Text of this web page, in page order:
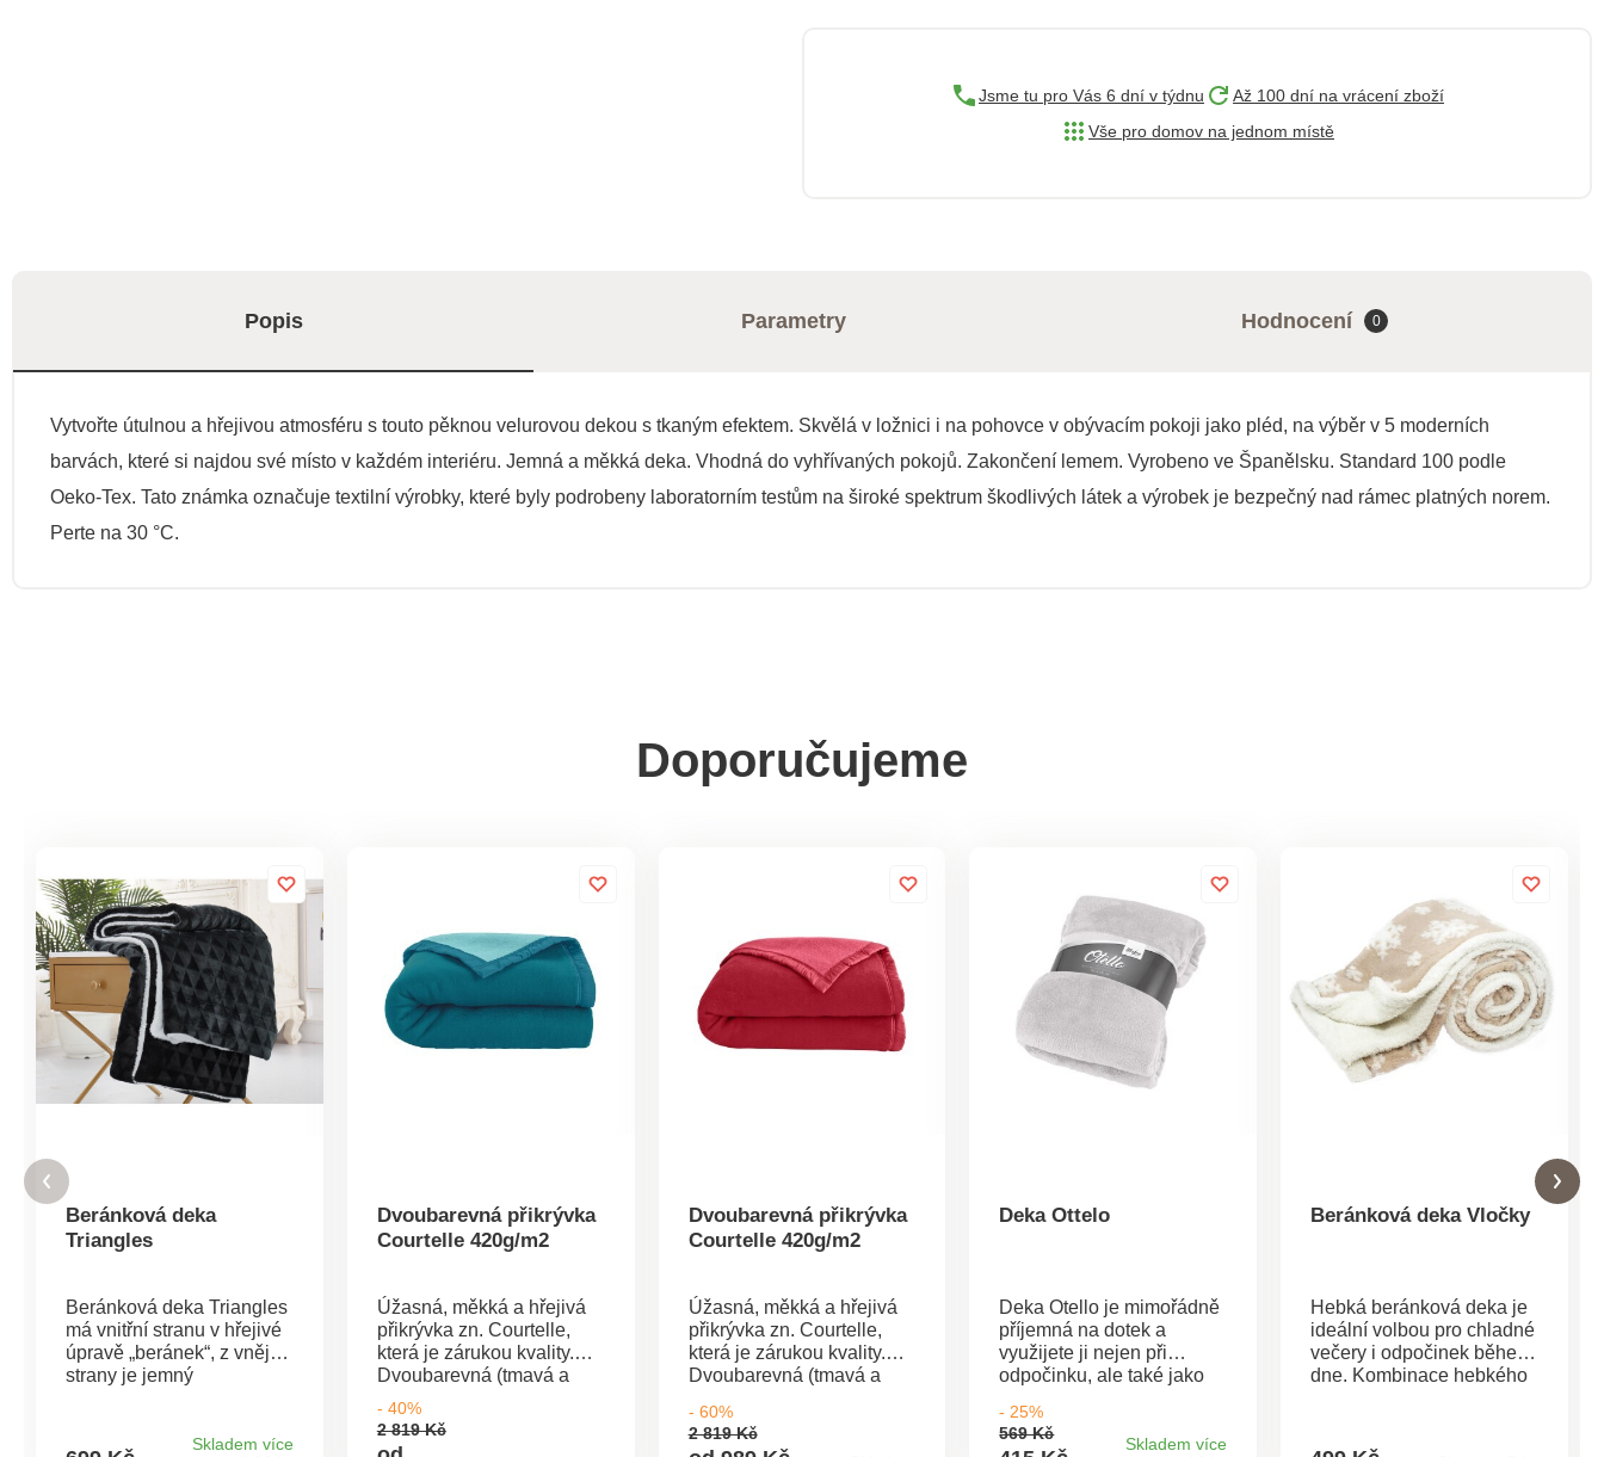
Jsme tu pro Vás 6 dní v týdnu
Až 100 dní na vrácení zboží
Vše pro domov na jednom místě
Popis Parametry Hodnocení 0
Vytvořte útulnou a hřejivou atmosféru s touto pěknou velurovou dekou s tkaným efektem. Skvělá v ložnici i na pohovce v obývacím pokoji jako pléd, na výběr v 5 moderních
barvách, které si najdou své místo v každém interiéru. Jemná a měkká deka. Vhodná do vyhřívaných pokojů. Zakončení lemem. Vyrobeno ve Španělsku. Standard 100 podle
Oeko-Tex. Tato známka označuje textilní výrobky, které byly podrobeny laboratorním testům na široké spektrum škodlivých látek a výrobek je bezpečný nad rámec platných norem.
Perte na 30 °C.
Doporučujeme
Beránková deka
Triangles
Beránková deka Triangles
má vnitřní stranu v hřejivé
úpravě „beránek“, z vnější
strany je jemný
žmolky.Rozměry: 150 x
Skladem více
Dvoubarevná přikrývka
Courtelle 420g/m2
Úžasná, měkká a hřejivá
přikrývka zn. Courtelle,
která je zárukou kvality.
Dvoubarevná (tmavá a
světlá strana) s
polyamidovým lemem s
dvojím prošitím. Gramáž
- 40%
2 819 Kč
Dvoubarevná přikrývka
Courtelle 420g/m2
Úžasná, měkká a hřejivá
přikrývka zn. Courtelle,
která je zárukou kvality.
Dvoubarevná (tmavá a
polyamidovým lemem s
dvojím prošitím. Gramáž
- 60%
2 819 Kč
Deka Ottelo
Deka Otello je mimořádně
příjemná na dotek a
využijete ji nejen při
odpočinku, ale také jako
povlakem na polštář Otello
stejného provedení. Je
- 25%
569 Kč
Skladem více
Beránková deka Vločky
Hebká beránková deka je
ideální volbou pro chladné
večery i odpočinek během
dne. Kombinace hebkého